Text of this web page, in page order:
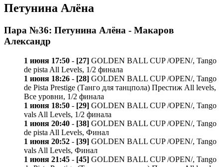
Петунина Алёна
Пара №36: Петунина Алёна - Макаров
Александр
1 июня 17:50 - [27] GOLDEN BALL CUP /OPEN/, Tango
de pista All Levels, 1/2 финала
1 июня 18:26 - [28] GOLDEN BALL CUP /OPEN/, Tango
de Pista Prestige (Танго для танцпола) Престиж All levels,
Все уровни, 1/2 финала
1 июня 18:50 - [29] GOLDEN BALL CUP /OPEN/, Tango
vals All Levels, 1/2 финала
1 июня 20:40 - [38] GOLDEN BALL CUP /OPEN/, Tango
de pista All Levels, Финал
1 июня 20:52 - [39] GOLDEN BALL CUP /OPEN/, Tango
vals All Levels, Финал
1 июня 21:45 - [45] GOLDEN BALL CUP /OPEN/, Tango